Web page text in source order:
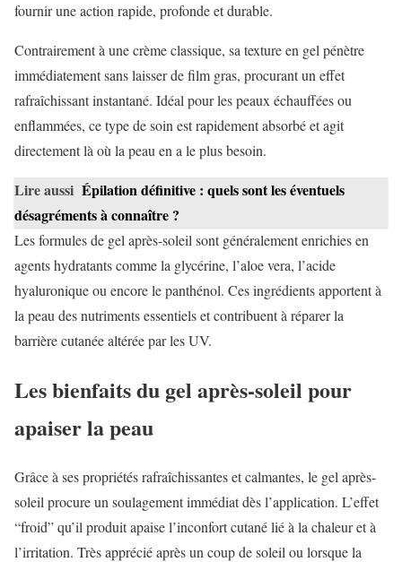
fournir une action rapide, profonde et durable.
Contrairement à une crème classique, sa texture en gel pénètre
immédiatement sans laisser de film gras, procurant un effet
rafraîchissant instantané. Idéal pour les peaux échauffées ou
enflammées, ce type de soin est rapidement absorbé et agit
directement là où la peau en a le plus besoin.
Lire aussi Épilation définitive : quels sont les éventuels
désagréments à connaître ?
Les formules de gel après-soleil sont généralement enrichies en
agents hydratants comme la glycérine, l’aloe vera, l’acide
hyaluronique ou encore le panthénol. Ces ingrédients apportent à
la peau des nutriments essentiels et contribuent à réparer la
barrière cutanée altérée par les UV.
Les bienfaits du gel après-soleil pour
apaiser la peau
Grâce à ses propriétés rafraîchissantes et calmantes, le gel après-
soleil procure un soulagement immédiat dès l’application. L’effet
“froid” qu’il produit apaise l’inconfort cutané lié à la chaleur et à
l’irritation. Très apprécié après un coup de soleil ou lorsque la